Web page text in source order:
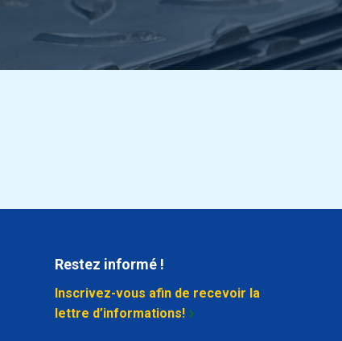
Restez informé !
Inscrivez-vous afin de recevoir la
lettre d’informations!